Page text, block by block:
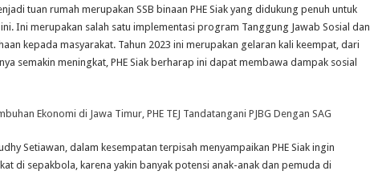
tuan rumah merupakan SSB binaan PHE Siak yang didukung penuh untuk
Ini merupakan salah satu implementasi program Tanggung Jawab Sosial dan
kepada masyarakat. Tahun 2023 ini merupakan gelaran kali keempat, dari
semakin meningkat, PHE Siak berharap ini dapat membawa dampak sosial
Ekonomi di Jawa Timur, PHE TEJ Tandatangani PJBG Dengan SAG
Setiawan, dalam kesempatan terpisah menyampaikan PHE Siak ingin
di sepakbola, karena yakin banyak potensi anak-anak dan pemuda di